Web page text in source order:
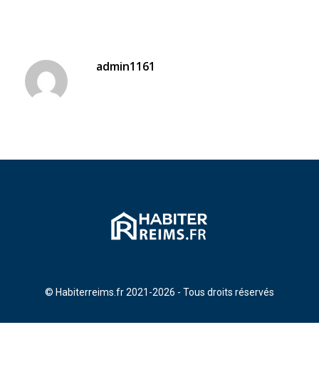
admin1161
© Habiterreims.fr 2021-2026 - Tous droits réservés